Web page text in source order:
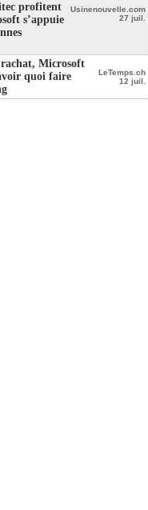
profitent
s’appuie
Usinenouvelle.com
27 juil.
rachat, Microsoft
quoi faire
LeTemps.ch
12 juil.